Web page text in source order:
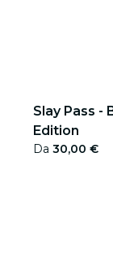
Slay Pass -
Edition
Da 30,00 €